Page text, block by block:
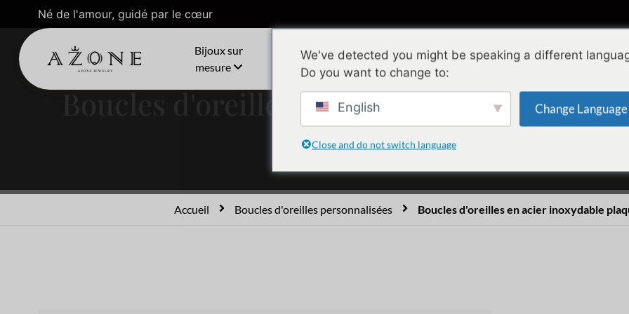
Né de l'amour, guidé par le cœur
Bijoux sur
mesure
Collections Conception Qualité A
Boucles d'oreilles en acier inoxydable
creuses
Accueil Boucles d'oreilles personnalisées Boucles d'oreilles en acier inoxydable
We've detected you might be speaking a different
Do you want to change to:
English Change Language
Close and do not switch language